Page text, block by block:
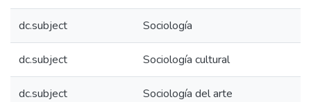
dc.subject Sociología
dc.subject Sociología cultural
dc.subject Sociología del arte